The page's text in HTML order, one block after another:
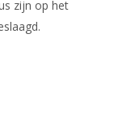
zijn op het